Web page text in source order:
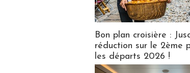
Bon plan croisière :
réduction sur le 2ème
les départs 2026 !